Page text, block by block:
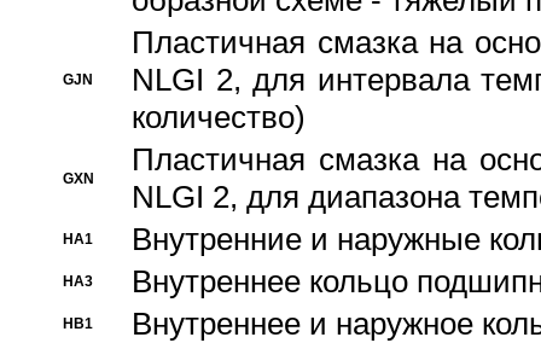
GJN
Пластичная смазка на
NLGI 2, для интервала
количество)
GXN
Пластичная смазка на
NLGI 2, для диапазона
HA1 Внутренние и наружные
HA3 Bнутреннее кольцо
HB1 Bнутреннее и наружное